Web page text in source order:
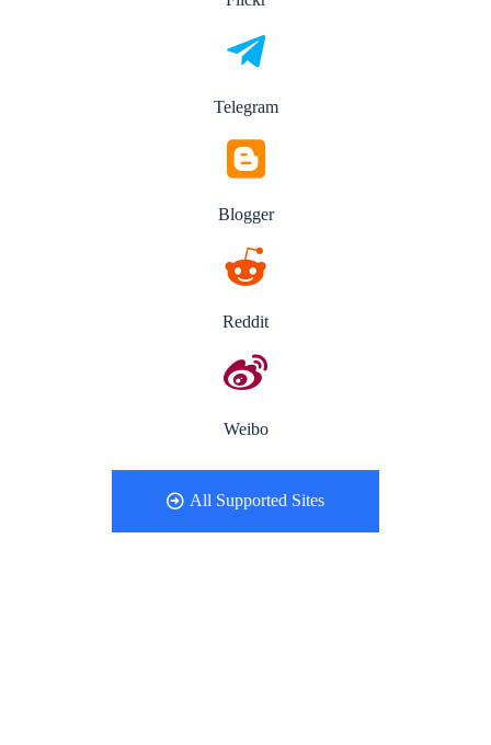
Telegram
Blogger
Reddit
Weibo
All Supported Sites